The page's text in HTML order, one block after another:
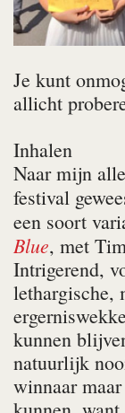
Je kunt
allicht
Inhalen
Naar mijn
festival
een soort
Blue, met
Intrigerend,
lethargische,
kunnen
natuurlijk
winnaar